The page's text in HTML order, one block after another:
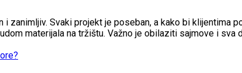
i zanimljiv. Svaki projekt je poseban, a kako bi klijentima
materijala na tržištu. Važno je obilaziti sajmove i sva